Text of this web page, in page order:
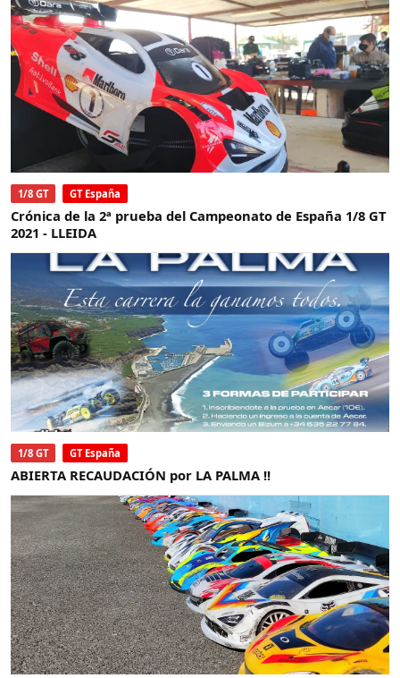
1/8 GT GT España
Crónica de la 2ª prueba del Campeonato de España 1/8 GT
2021 - LLEIDA
1/8 GT GT España
ABIERTA RECAUDACIÓN por LA PALMA !!